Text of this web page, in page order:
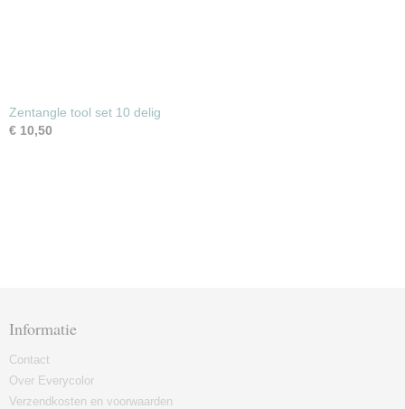
Zentangle tool set 10 delig
€ 10,50
Informatie
Contact
Over Everycolor
Verzendkosten en voorwaarden